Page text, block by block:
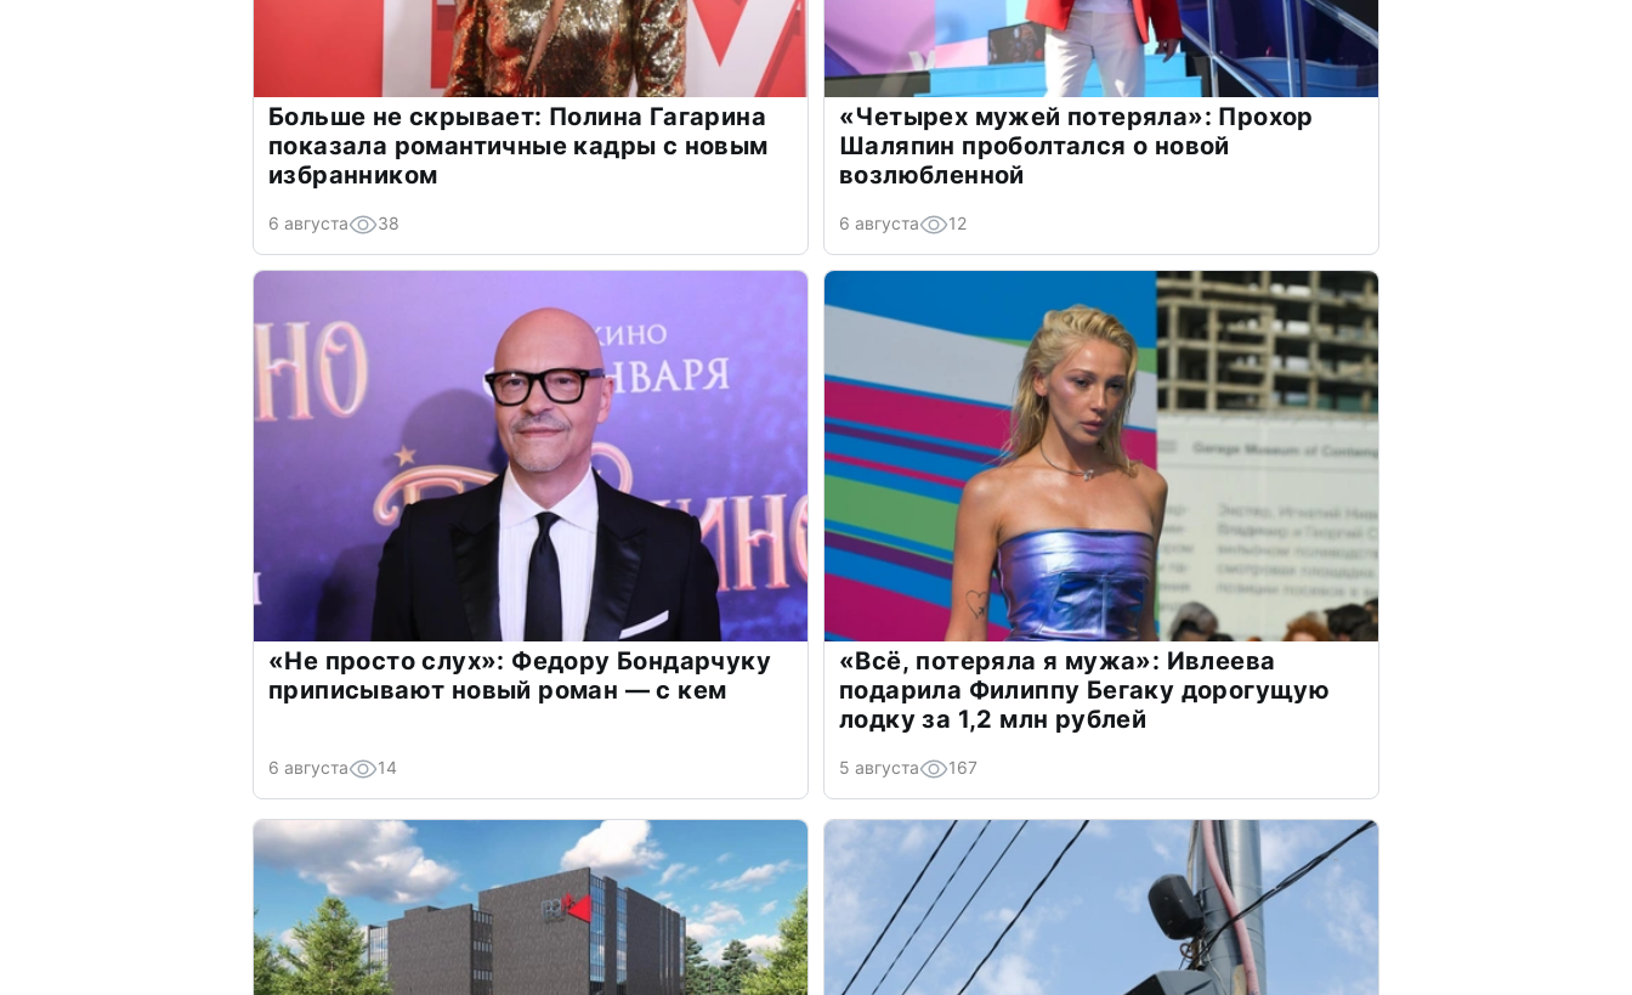
Больше не скрывает: Полина Гагарина
показала романтичные кадры с новым
избранником
6 августа 38
«Четырех мужей потеряла»: Прохор
Шаляпин проболтался о новой
возлюбленной
6 августа 12
«Не просто слух»: Федору Бондарчуку
приписывают новый роман — с кем
6 августа 14
«Всё, потеряла я мужа»: Ивлеева
подарила Филиппу Бегаку дорогущую
лодку за 1,2 млн рублей
5 августа 167